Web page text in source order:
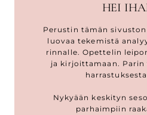
HEI
Perustin tämän sivuston
luovaa tekemistä
rinnalle. Opettelin
ja kirjoittamaan.
Nykyään keskityn
parhaimpiin